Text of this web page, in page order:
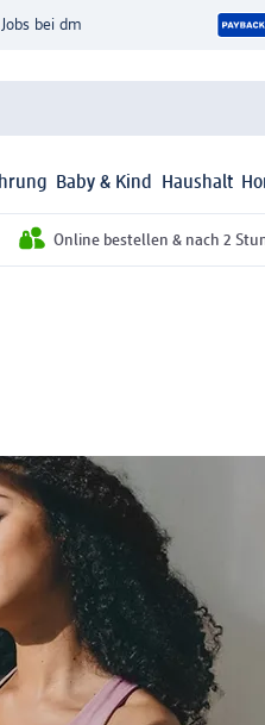
Jobs bei dm
Baby & Kind Haushalt
Online bestellen & nach 2